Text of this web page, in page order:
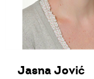
JasnaJović